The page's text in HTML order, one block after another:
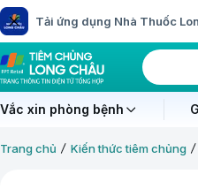
Tải ứng dụng Nhà Thuốc
Vắc xin phòng bệnh
Trang chủ Kiến thức tiêm chủng